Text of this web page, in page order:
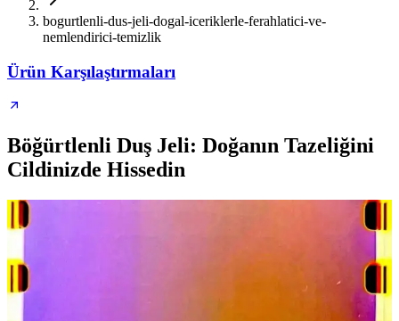
bogurtlenli-dus-jeli-dogal-iceriklerle-ferahlatici-ve-
nemlendirici-temizlik
Ürün Karşılaştırmaları
Böğürtlenli Duş Jeli: Doğanın Tazeliğini
Cildinizde Hissedin